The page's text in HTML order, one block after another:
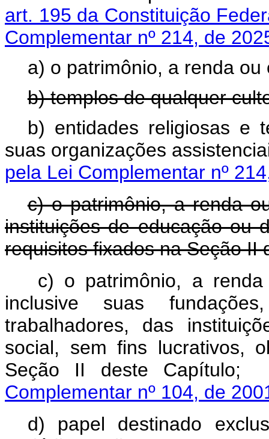
art. 195 da Constituição
Complementar nº 214, de
a) o patrimônio, a renda
b) templos de qualquer
b) entidades religiosas e
suas organizações
pela Lei Complementar nº
c) o patrimônio, a renda
instituições de educação ou
requisitos fixados na Seção II
c) o patrimônio, a
inclusive suas
trabalhadores, das
social, sem fins lucrativos,
Seção II deste
Complementar nº 104, de
d) papel destinado